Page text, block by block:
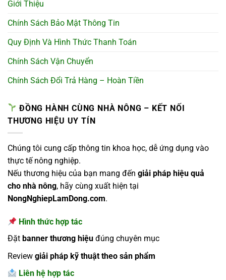
Giới Thiệu
Chính Sách Bảo Mật Thông Tin
Quy Định Và Hình Thức Thanh Toán
Chính Sách Vận Chuyển
Chính Sách Đổi Trả Hàng – Hoàn Tiền
ĐỒNG HÀNH CÙNG NHÀ NÔNG – KẾT NỐI
THƯƠNG HIỆU UY TÍN
Chúng tôi cung cấp thông tin khoa học, dễ ứng dụng vào
thực tế nông nghiệp.
Nếu thương hiệu của bạn mang đến giải pháp hiệu quả
cho nhà nông, hãy cùng xuất hiện tại
NongNghiepLamDong.com.
Hình thức hợp tác
Đặt banner thương hiệu đúng chuyên mục
Review giải pháp kỹ thuật theo sản phẩm
Liên hệ hợp tác